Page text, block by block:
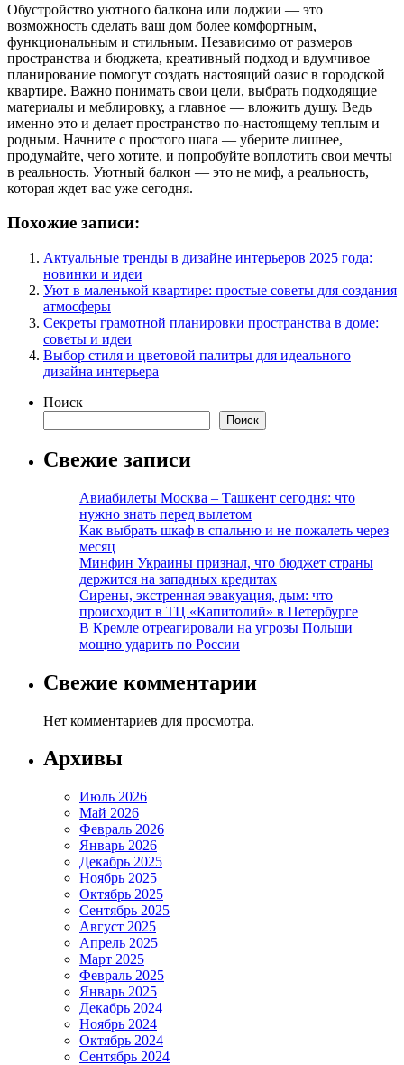
Обустройство уютного балкона или лоджии — это
возможность сделать ваш дом более комфортным,
функциональным и стильным. Независимо от размеров
пространства и бюджета, креативный подход и вдумчивое
планирование помогут создать настоящий оазис в городской
квартире. Важно понимать свои цели, выбрать подходящие
материалы и меблировку, а главное — вложить душу. Ведь
именно это и делает пространство по-настоящему теплым и
родным. Начните с простого шага — уберите лишнее,
продумайте, чего хотите, и попробуйте воплотить свои мечты
в реальность. Уютный балкон — это не миф, а реальность,
которая ждет вас уже сегодня.
Похожие записи:
Актуальные тренды в дизайне интерьеров 2025 года:
новинки и идеи
Уют в маленькой квартире: простые советы для создания
атмосферы
Секреты грамотной планировки пространства в доме:
советы и идеи
Выбор стиля и цветовой палитры для идеального
дизайна интерьера
Поиск
Поиск
Свежие записи
Авиабилеты Москва – Ташкент сегодня: что
нужно знать перед вылетом
Как выбрать шкаф в спальню и не пожалеть через
месяц
Минфин Украины признал, что бюджет страны
держится на западных кредитах
Сирены, экстренная эвакуация, дым: что
происходит в ТЦ «Капитолий» в Петербурге
В Кремле отреагировали на угрозы Польши
мощно ударить по России
Свежие комментарии
Нет комментариев для просмотра.
Архивы
Июль 2026
Май 2026
Февраль 2026
Январь 2026
Декабрь 2025
Ноябрь 2025
Октябрь 2025
Сентябрь 2025
Август 2025
Апрель 2025
Март 2025
Февраль 2025
Январь 2025
Декабрь 2024
Ноябрь 2024
Октябрь 2024
Сентябрь 2024